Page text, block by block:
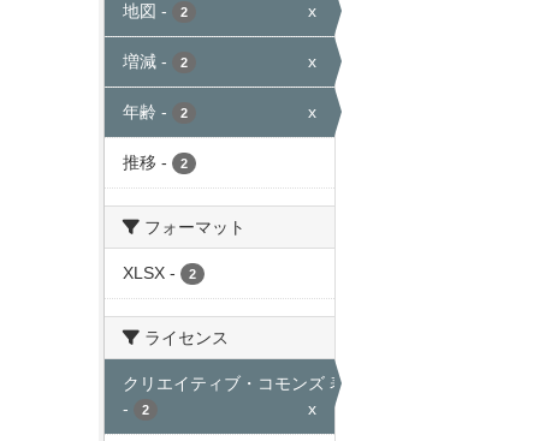
地図 - 2 x
増減 - 2 x
年齢 - 2 x
推移 - 2
フォーマット
XLSX - 2
ライセンス
クリエイティブ・コモンズ 表示
-
2 x